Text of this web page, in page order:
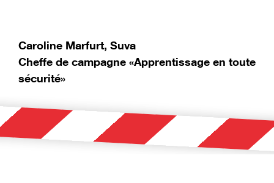
Caroline Marfurt, Suva
Cheffe de campagne «Apprentissage en toute
sécurité»